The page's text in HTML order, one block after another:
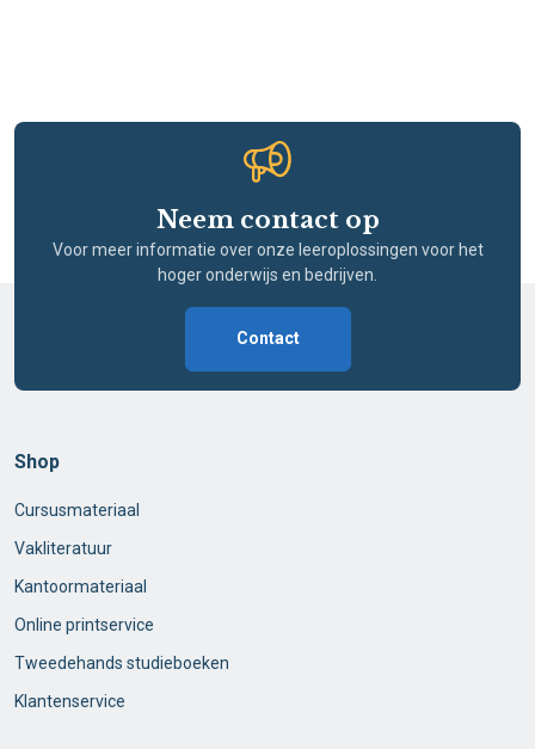
Neem contact op
Voor meer informatie over onze leeroplossingen voor het
hoger onderwijs en bedrijven.
Contact
Shop
Cursusmateriaal
Vakliteratuur
Kantoormateriaal
Online printservice
Tweedehands studieboeken
Klantenservice